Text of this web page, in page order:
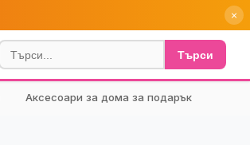
×
Търси
Аксесоари за дома за подарък